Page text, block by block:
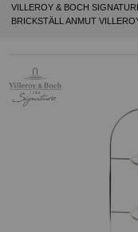
VILLEROY & BOCH
BRICKSTÄLL ANMUT